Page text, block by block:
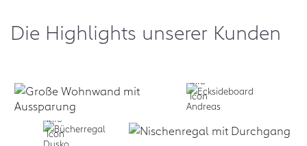
Die Highlights unserer Kunden
Selbst formen: